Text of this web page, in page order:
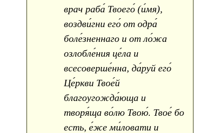
врач раба́ Твоего́ (и́мя),
воздви́гни его́ от одра́
боле́зненнаго и от ло́жа
озлобле́ния це́ла и
всесоверше́нна, да́руй его́
Це́ркви Твое́й
благоугожда́юща и
творя́ща во́лю Твою́. Твое́ бо
есть, е́же ми́ловати и